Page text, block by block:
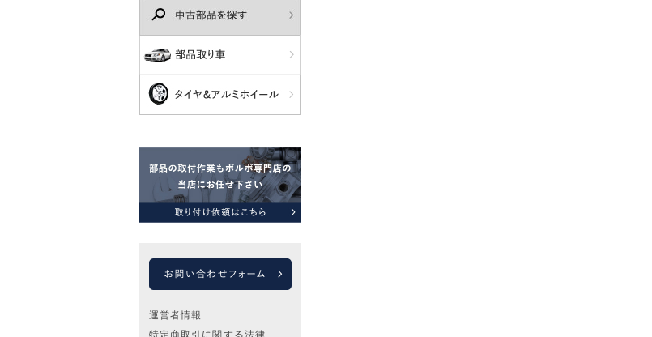
運営者情報
特定商取引に関する法律